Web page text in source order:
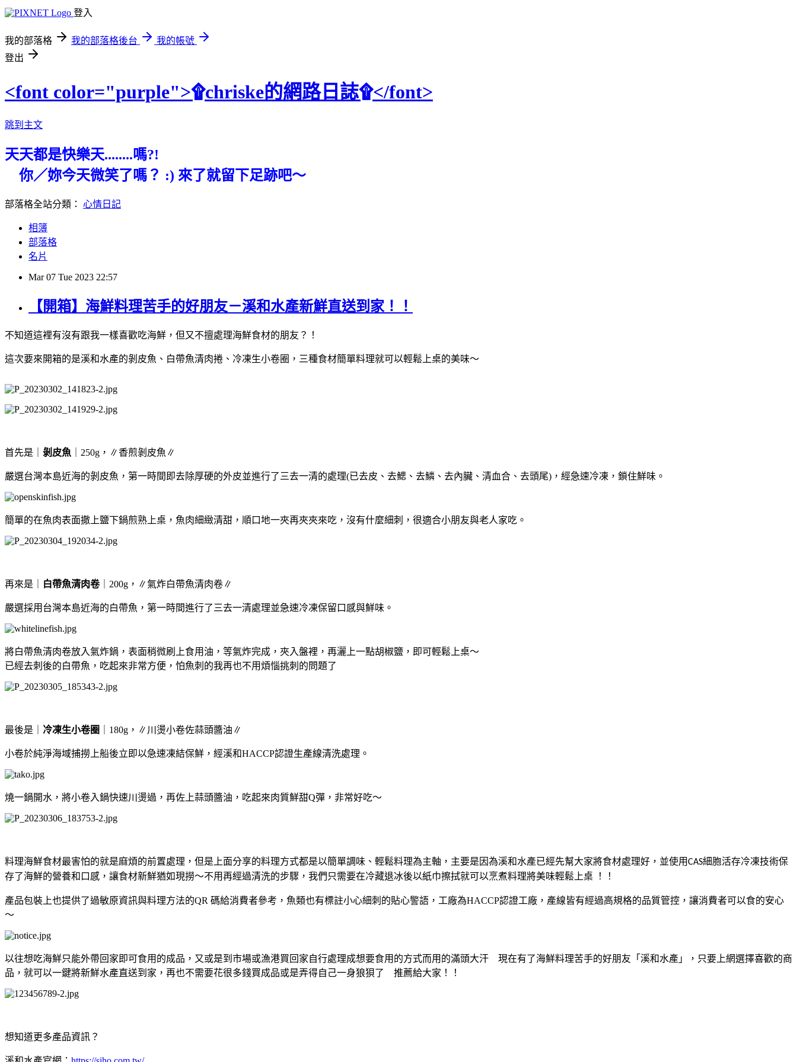
登入
我的部落格 我的部落格後台
我的帳號
登出
<font color="purple">۩chriske的網路日誌۩</font>
跳到主文
天天都是快樂天........嗎?!
你／妳今天微笑了嗎？ :) 來了就留下足跡吧～
部落格全站分類： 心情日記
相簿
部落格
名片
Mar 07 Tue 2023 22:57
【開箱】海鮮料理苦手的好朋友－溪和水產新鮮直送到家！！
不知道這裡有沒有跟我一樣喜歡吃海鮮，但又不擅處理海鮮食材的朋友？！
這次要來開箱的是溪和水產的剝皮魚、白帶魚清肉捲、冷凍生小卷圈，三種食材簡單料理就可以輕鬆上桌的美味～
首先是｜ 剝皮魚 250g ，∥香煎剝皮魚∥
嚴選台灣本島近海的剝皮魚，第一時間即去除厚硬的外皮並進行了三去一清的處理(已去皮、去鰓、去鱗、去內臟、清血合、去頭尾) ，經急速冷凍，鎖住鮮味。
簡單的在魚肉表面撒上鹽下鍋煎熟上桌，魚肉細緻清甜，順口地一夾再夾夾來吃， 沒有什麼細刺，很適合小朋友與老人家吃。
再來是｜ 白帶魚清肉卷｜ 200g ，∥氣炸白帶魚清肉卷∥
嚴選採用台灣本島近海的白帶魚，第一時間進行了三去一清處理並急速冷凍保留 口感與鮮味。
將白帶魚清肉卷放入氣炸鍋，表面稍微刷上食用油，等氣炸完成，夾入盤裡，再灑上一點胡椒鹽，即可輕鬆上桌～
已經去刺後的白帶魚，吃起來非常方便，怕魚刺的我再也不用煩惱挑刺的問題了
最後是｜ 冷凍生小卷圈 180g ，∥川燙小卷佐蒜頭醬油∥
小卷於純淨海域捕撈上船後立即以急速凍結保鮮，經溪和HACCP認證生產線清洗處理。
燒一鍋開水，將小卷入鍋快速川燙過，再佐上蒜頭醬油，吃起來肉質鮮甜Q彈，非常好吃～
料理海鮮食材最害怕的就是麻煩的前置處理，但是上面分享的料理方式都是以簡單調味、 輕鬆料理為主軸， 主要是因為溪和水產已經先幫大家將食材處理好，並使用CAS細胞活存冷凍技術保
存了海鮮的營養和口感，讓食材新鮮猶如現撈～不用再經過清洗的步驟，我們只需要在冷藏退冰後以紙巾擦拭就可以烹煮料理將美味輕鬆上桌 ！！
產品包裝上也提供了過敏原資訊與料理方法的QR 碼給消費者參考，魚類也有標註小心細刺的貼心警語，工廠為HACCP認證工廠，產線皆有經過高規格的品質管控，讓消費者可以食的安心
～
以往想吃海鮮只能外帶回家即可食用的成品，又或是到市場或漁港買回家自行處理成想要食用的方式而用的滿頭大汗 現在有了海鮮料理苦手的好朋友「溪和水產」，只要上網選擇喜歡的商
品，就可以一鍵將新鮮水產直送到家，再也不需要花很多錢買成品或是弄得自己一身狼狽了
推薦給大家！！
想知道更多產品資訊？